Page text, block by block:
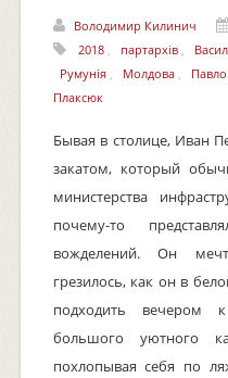
Володимир Килинич
2018, партархів,
Румунія, Молдова,
Плаксюк
Бывая в столице, Иван
закатом, который
министерства
почему-то
вожделений. Он
грезилось, как он в
подходить вечером
большого уютного
похлопывая себя по